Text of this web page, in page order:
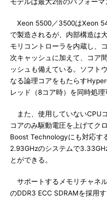
Xeon 5500／3500はXeon
で製造されるが、内部構造は
モリコントローラを内蔵し、
次キャッシュに加えて、コア
ッシュも備えている。ソフト
なる論理コアをもたらす
レッド（8コア時）を同時処理
また、使用していないCPU
コアのみ駆動電圧を上げてク
Boost Technologyにも対応す
2.93GHzのシステムで
とができる。
サポートするメモリチャネ
のDDR3 ECC SDRAMを採用